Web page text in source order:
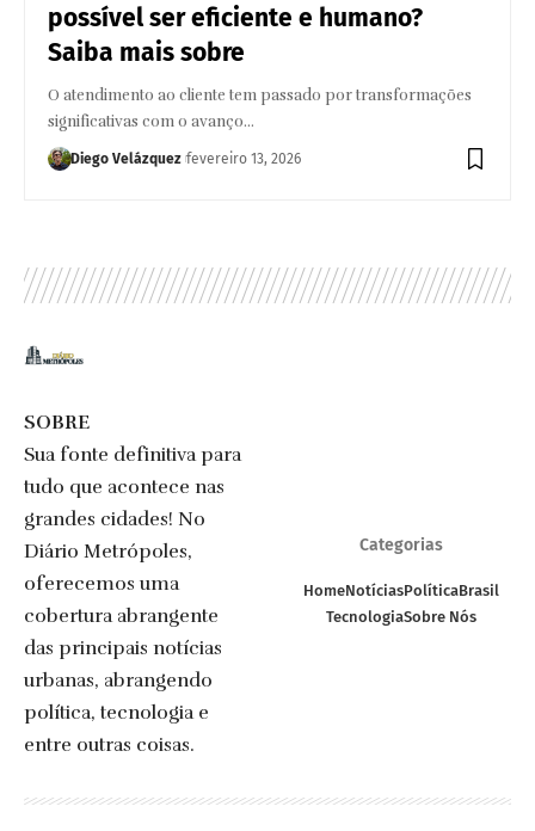
possível ser eficiente e humano?
Saiba mais sobre
O atendimento ao cliente tem passado por transformações
significativas com o avanço…
Diego Velázquez fevereiro 13, 2026
SOBRE
Sua fonte definitiva para
tudo que acontece nas
grandes cidades! No
Diário Metrópoles,
oferecemos uma
cobertura abrangente
das principais notícias
urbanas, abrangendo
política, tecnologia e
entre outras coisas.
Categorias
HomeNotíciasPolíticaBrasil
TecnologiaSobre Nós